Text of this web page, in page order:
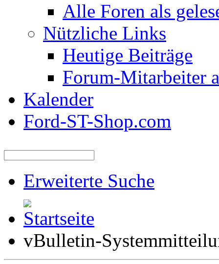
Alle Foren als
Nützliche Links
Heutige Beiträge
Forum-Mitarbeiter
Kalender
Ford-ST-Shop.com
Erweiterte Suche
vBulletin-